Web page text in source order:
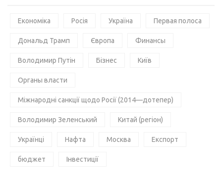
Економіка Росія Україна Первая полоса
Дональд Трамп Європа Финансы
Володимир Путін Бізнес Київ
Органы власти
Міжнародні санкції щодо Росії (2014—дотепер)
Володимир Зеленський Китай (регіон)
Українці Нафта Москва Експорт
бюджет Інвестиції